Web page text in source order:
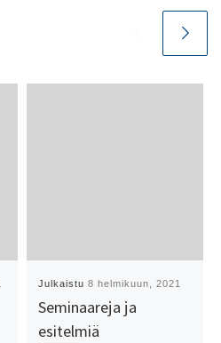
Julkaistu8 helmikuun, 2021
Seminaareja ja
esitelmiä